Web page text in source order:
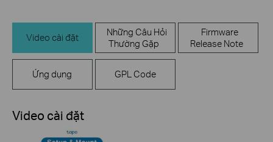
Video cài đặt
Những Câu Hỏi
Thường Gặp
Firmware
Release Note
Ứng dụng GPL Code
Video cài đặt